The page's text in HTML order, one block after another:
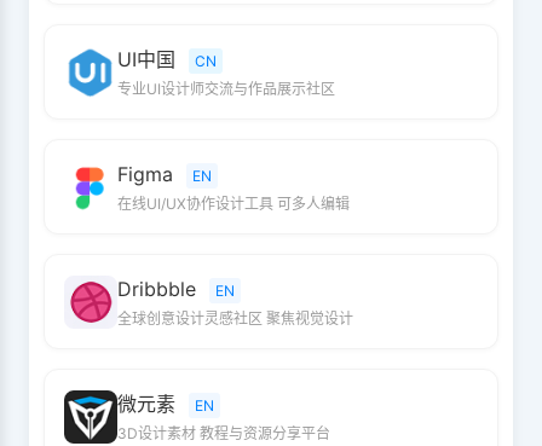
UI中国
CN
专业UI设计师交流与作品展示社区
Figma
EN
在线UI/UX协作设计工具 可多人编辑
Dribbble
EN
全球创意设计灵感社区 聚焦视觉设计
微元素
EN
3D设计素材 教程与资源分享平台